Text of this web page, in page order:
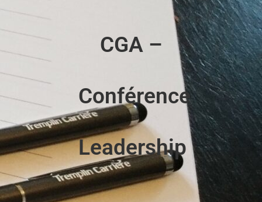
CGA –
Conférence
Leadership